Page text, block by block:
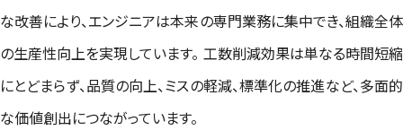
な改善により、エンジニアは本来の専門業務に集中でき、組織全体
の生産性向上を実現しています。 工数削減効果は単なる時間短縮
にとどまらず、品質の向上、ミスの軽減、標準化の推進など、多面的
な価値創出につながっています。